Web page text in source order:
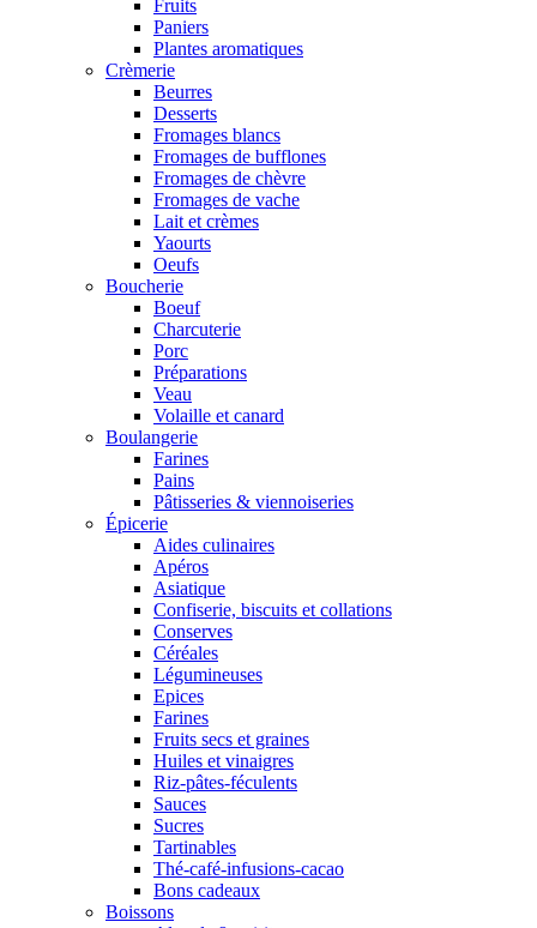
Fruits
Paniers
Plantes aromatiques
Crèmerie
Beurres
Desserts
Fromages blancs
Fromages de bufflones
Fromages de chèvre
Fromages de vache
Lait et crèmes
Yaourts
Oeufs
Boucherie
Boeuf
Charcuterie
Porc
Préparations
Veau
Volaille et canard
Boulangerie
Farines
Pains
Pâtisseries & viennoiseries
Épicerie
Aides culinaires
Apéros
Asiatique
Confiserie, biscuits et collations
Conserves
Céréales
Légumineuses
Epices
Farines
Fruits secs et graines
Huiles et vinaigres
Riz-pâtes-féculents
Sauces
Sucres
Tartinables
Thé-café-infusions-cacao
Bons cadeaux
Boissons